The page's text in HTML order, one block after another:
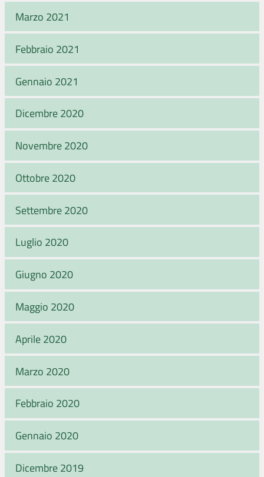
Marzo 2021
Febbraio 2021
Gennaio 2021
Dicembre 2020
Novembre 2020
Ottobre 2020
Settembre 2020
Luglio 2020
Giugno 2020
Maggio 2020
Aprile 2020
Marzo 2020
Febbraio 2020
Gennaio 2020
Dicembre 2019